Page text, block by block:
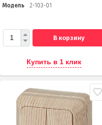
Модель
2-103-01
В корзину
Купить в 1 клик